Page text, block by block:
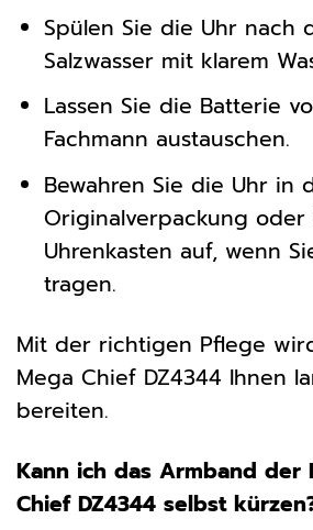
Spülen Sie die Uhr nach
Salzwasser mit klarem
Lassen Sie die Batterie
Fachmann austauschen.
Bewahren Sie die Uhr in
Originalverpackung oder
Uhrenkasten auf, wenn
tragen.
Mit der richtigen Pflege
Mega Chief DZ4344 Ihnen
bereiten.
Kann ich das Armband der
Chief DZ4344 selbst